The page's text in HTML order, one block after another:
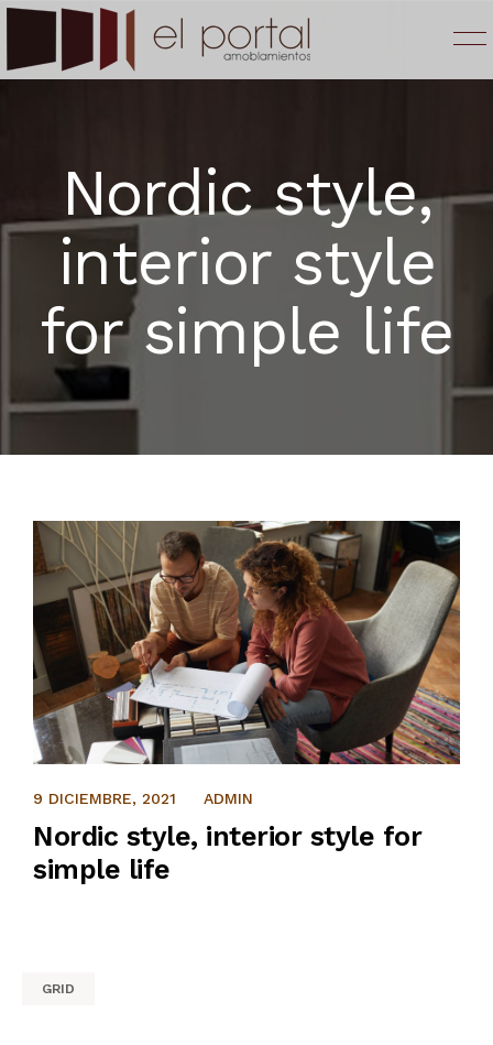
INICIO
NOSOTROS
SERVICIOS
PRODUCTOS
BAÑOS
COCINAS
LAQUEADOS
LAMINADOS DE BRILLO ESPEJO
MELAMINAS
PLACARES
CONTACTO
Nordic style,
interior style
for simple life
9 DICIEMBRE, 2021 ADMIN
Nordic style, interior style for
simple life
GRID